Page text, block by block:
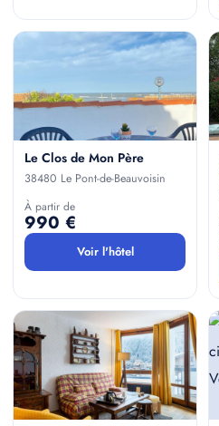
Le Clos de Mon Père
38480 Le Pont-de-Beauvoisin
À partir de
990 €
Voir l'hôtel